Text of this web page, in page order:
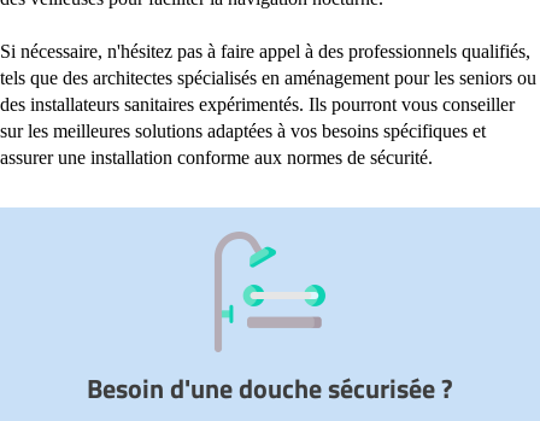
Si nécessaire, n'hésitez pas à faire appel à des professionnels qualifiés,
tels que des architectes spécialisés en aménagement pour les seniors ou
des installateurs sanitaires expérimentés. Ils pourront vous conseiller
sur les meilleures solutions adaptées à vos besoins spécifiques et
assurer une installation conforme aux normes de sécurité.
Besoin d'une douche sécurisée ?